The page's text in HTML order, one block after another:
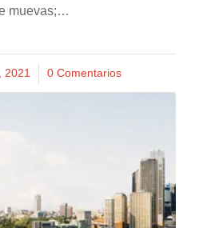
muevas;…
2021 0 Comentarios